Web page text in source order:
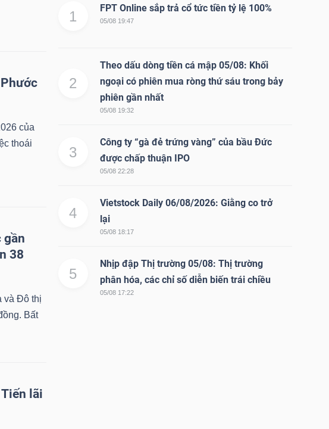
của
thoái
gần
38
và Đô thị
Bất
lãi
1
FPT Online sắp trả cổ tức tiền tỷ lệ 100%
05/08 19:47
2
Theo dấu dòng tiền cá mập 05/08: Khối
ngoại có phiên mua ròng thứ sáu trong bảy
phiên gần nhất
05/08 19:32
3
Công ty “gà đẻ trứng vàng” của bầu Đức
được chấp thuận IPO
05/08 22:28
4
Vietstock Daily 06/08/2026: Giằng co trở
lại
05/08 18:17
5
Nhịp đập Thị trường 05/08: Thị trường
phân hóa, các chỉ số diễn biến trái chiều
05/08 17:22